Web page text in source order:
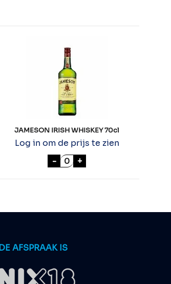
JAMESON IRISH WHISKEY 70cl
Log in om de prijs te zien
- JAMESON IRISH
+
DE AFSPRAAK IS